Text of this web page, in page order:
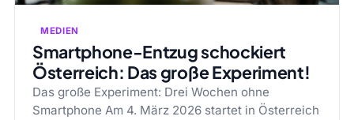
MEDIEN
Smartphone-Entzug schockiert
Österreich: Das große Experiment!
Das große Experiment: Drei Wochen ohne
Smartphone Am 4. März 2026 startet in Österreich